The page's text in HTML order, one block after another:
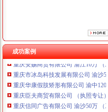
成功案例
重庆金品科技有限公司 渝南100万
重庆斯苔登托生物科技有限公司 渝
重庆安赐商贸有限公司 渝江10万 （
重庆市冰岛科技发展有限公司 渝沙
重庆华康假肢矫形有限公司 渝中120
重庆臣夫商贸有限公司 （执照专让）
重庆信同广告有限公司 渝沙50万 （
重庆宝鹰汽车销售有限公司